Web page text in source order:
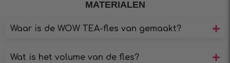
MATERIALEN
Waar is de WOW TEA-fles van gemaakt?
Wat is het volume van de fles?